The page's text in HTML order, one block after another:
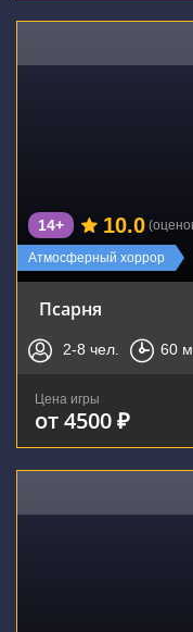
Атмосферный хоррор
14+ 10.0
Псарня
2-8 чел. 60
Цена игры
от 4500 ₽